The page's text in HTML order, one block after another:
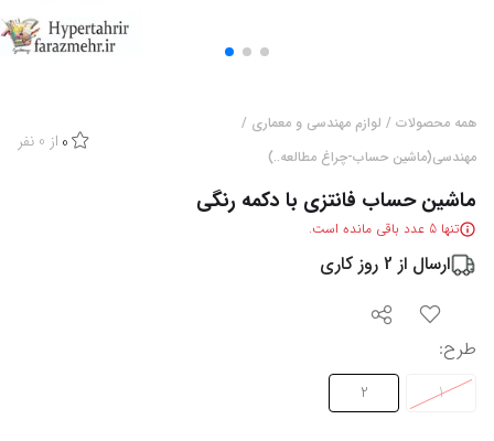
همه محصولات / لوازم مهندسی و معماری /
مهندسی(ماشین حساب-چراغ مطالعه..)
0 از 0 نفر
ماشین حساب فانتزی با دکمه رنگی
تنها 5 عدد باقی مانده است.
ارسال از 2 روز کاری
طرح:
1
2